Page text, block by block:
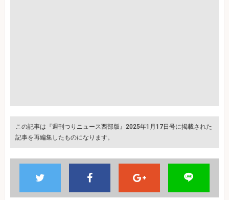
この記事は『週刊つりニュース西部版』2025年1月17日号に掲載された
記事を再編集したものになります。